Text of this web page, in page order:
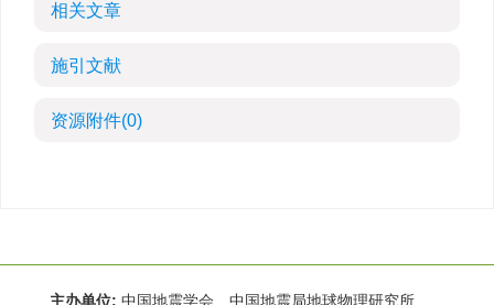
相关文章
施引文献
资源附件(0)
主办单位: 中国地震学会 中国地震局地球物理研究所